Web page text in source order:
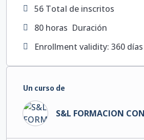
56 TotaI de inscritos
80 horas Duración
Enrollment validity: 360 días
Un curso de
S&L FORMACION